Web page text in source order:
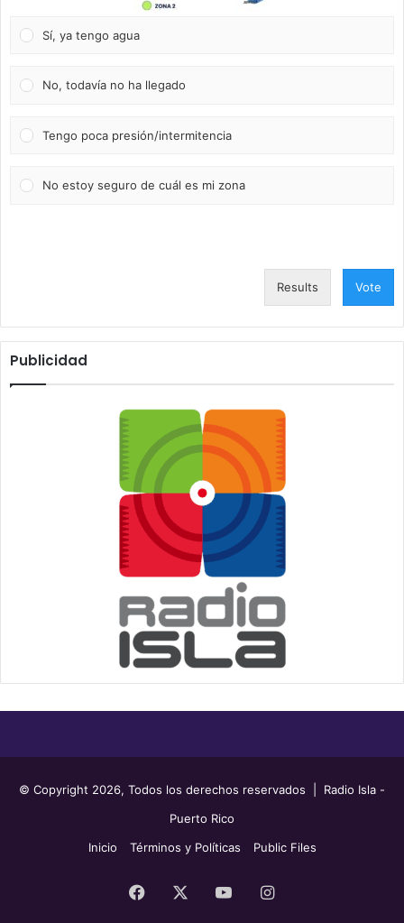
Sí, ya tengo agua
No, todavía no ha llegado
Tengo poca presión/intermitencia
No estoy seguro de cuál es mi zona
Results Vote
Publicidad
© Copyright 2026, Todos los derechos reservados | Radio Isla -
Puerto Rico
Inicio
Términos y Políticas Public Files
Facebook YouTubeInstagram